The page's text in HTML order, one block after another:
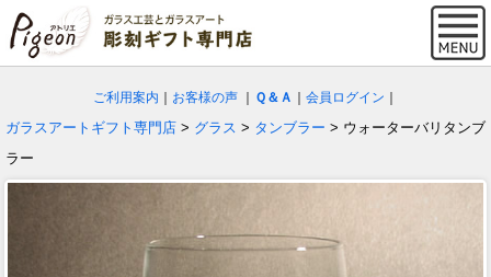
ご利用案内 お客様の声 Ｑ＆Ａ 会員ログイン
ガラスアートギフト専門店 > グラス > タンブラー > ウォーターバリタンブ
ラー